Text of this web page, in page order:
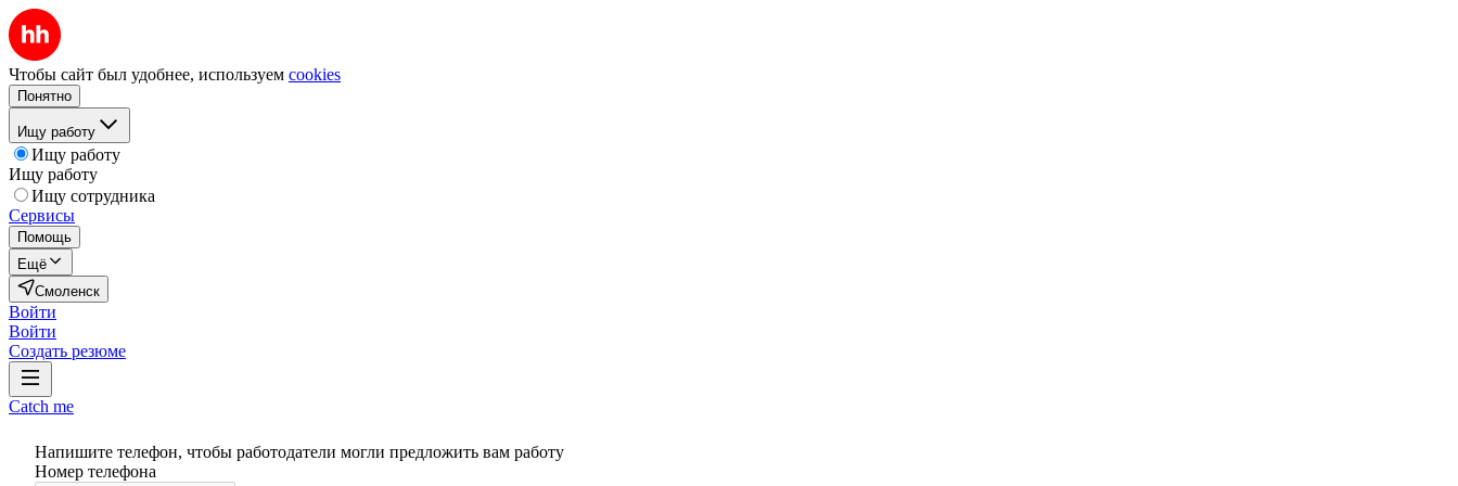
Чтобы сайт был удобнее, используем cookies
Понятно
Ищу работу
Ищу работу
Ищу работу
Ищу сотрудника
Сервисы
Помощь
Ещё
Смоленск
Войти
Войти
Создать резюме
Catch me
Напишите телефон, чтобы работодатели могли предложить вам работу
Номер телефона